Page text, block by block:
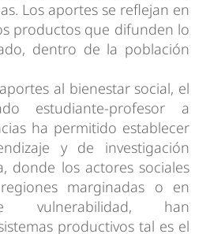
Los aportes se reflejan en
productos que difunden lo
dentro de la población
al bienestar social, el
estudiante-profesor a
ha permitido establecer
y de investigación
donde los actores sociales
marginadas o en
vulnerabilidad, han
productivos tal es el